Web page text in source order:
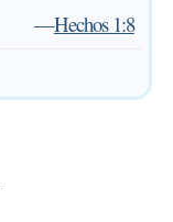
—Hechos 1:8